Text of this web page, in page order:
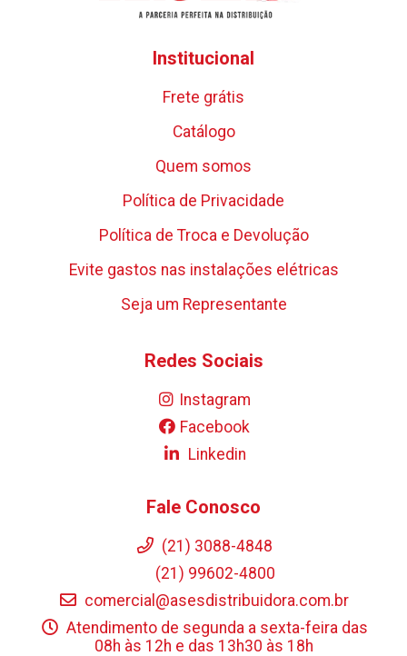
Institucional
Frete grátis
Catálogo
Quem somos
Política de Privacidade
Política de Troca e Devolução
Evite gastos nas instalações elétricas
Seja um Representante
Redes Sociais
Instagram
Facebook
Linkedin
Fale Conosco
(21) 3088-4848
(21) 99602-4800
comercial@asesdistribuidora.com.br
Atendimento de segunda a sexta-feira das
08h às 12h e das 13h30 às 18h